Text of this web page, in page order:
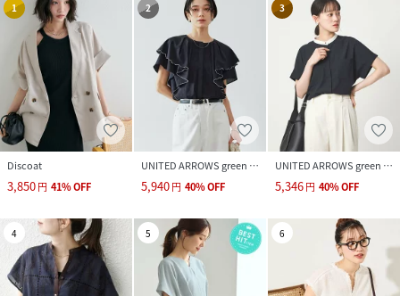
1
Discoat
3,850円 41%OFF
2
UNITED ARROWS green label relaxing
5,940円 40%OFF
3
UNITED ARROWS green label relaxing
5,346円 40%OFF
4 5 6